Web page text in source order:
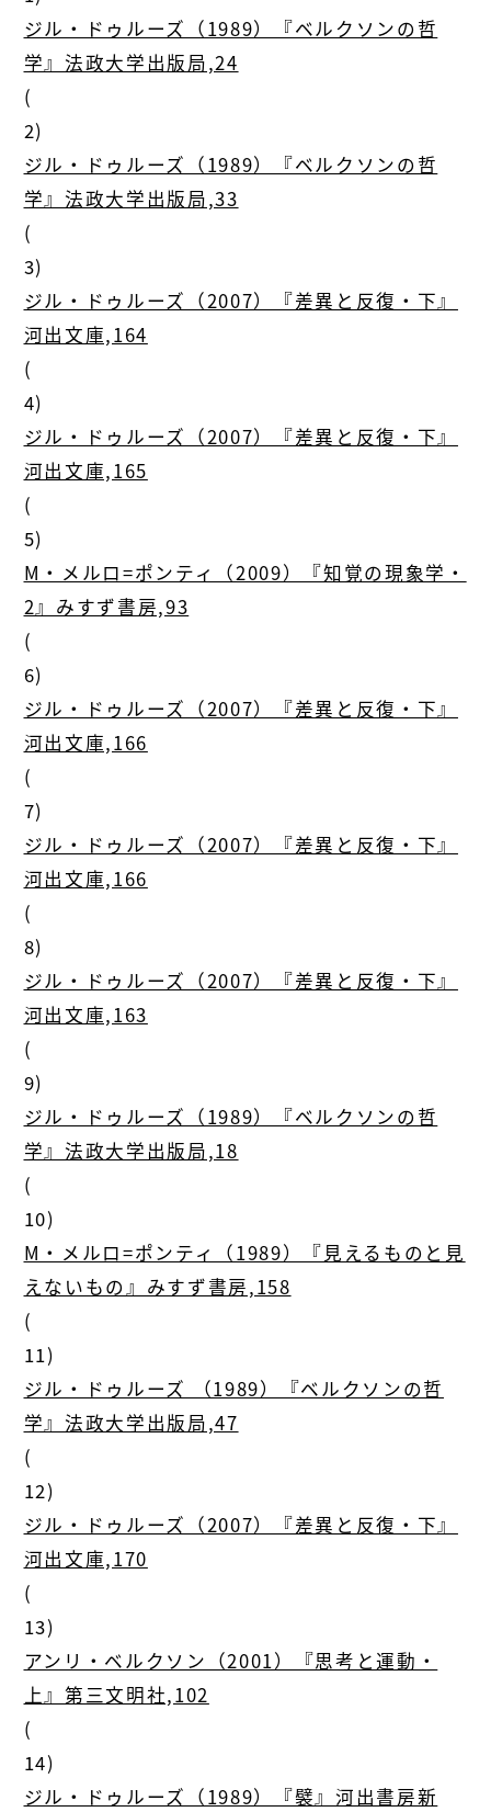
ジル・ドゥルーズ（1989）『ベルクソンの哲
学』法政大学出版局,24
(
2)
ジル・ドゥルーズ（1989）『ベルクソンの哲
学』法政大学出版局,33
(
3)
ジル・ドゥルーズ（2007）『差異と反復・下』
河出文庫,164
(
4)
ジル・ドゥルーズ（2007）『差異と反復・下』
河出文庫,165
(
5)
M・メルロ=ポンティ（2009）『知覚の現象学・
2』みすず書房,93
(
6)
ジル・ドゥルーズ（2007）『差異と反復・下』
河出文庫,166
(
7)
ジル・ドゥルーズ（2007）『差異と反復・下』
河出文庫,166
(
8)
ジル・ドゥルーズ（2007）『差異と反復・下』
河出文庫,163
(
9)
ジル・ドゥルーズ（1989）『ベルクソンの哲
学』法政大学出版局,18
(
10)
M・メルロ=ポンティ（1989）『見えるものと見
えないもの』みすず書房,158
(
11)
ジル・ドゥルーズ （1989）『ベルクソンの哲
学』法政大学出版局,47
(
12)
ジル・ドゥルーズ（2007）『差異と反復・下』
河出文庫,170
(
13)
アンリ・ベルクソン（2001）『思考と運動・
上』第三文明社,102
(
14)
ジル・ドゥルーズ（1989）『襞』河出書房新